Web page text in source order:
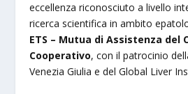
eccellenza riconosciuto a livello
ricerca scientifica in ambito
ETS – Mutua di Assistenza del
Cooperativo, con il patrocinio
Venezia Giulia e del Global Liver